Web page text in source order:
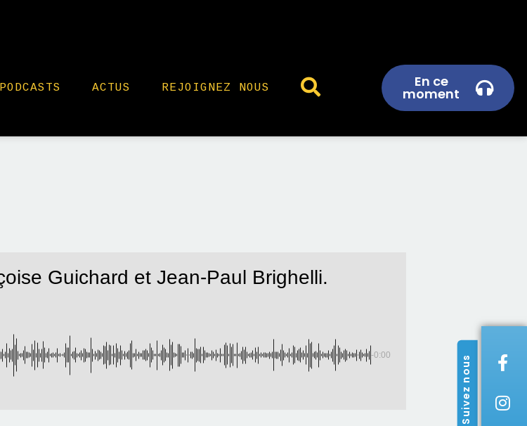
ACTUS REJOIGNEZ NOUS En ce
moment
Suivez nous
Guichard et Jean-Paul Brighelli.
-0:00